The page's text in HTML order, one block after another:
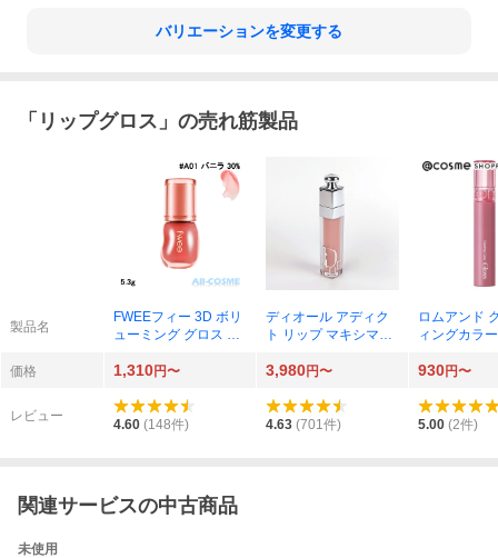
バリエーションを変更する
「 リップグロス 」の売れ筋製品
製品名
FWEEフィー 3D ボリ
ューミング グロス 5.3
ディオール アディク
ト リップ マキシマイ
ク）
ロムアンド
ィングカラ
イ
価格 1,310円〜 3,980円〜 930円〜
レビュー
4.60 (148件) 4.63 (701件) 5.00 (2件)
関連サービスの中古商品
未使用